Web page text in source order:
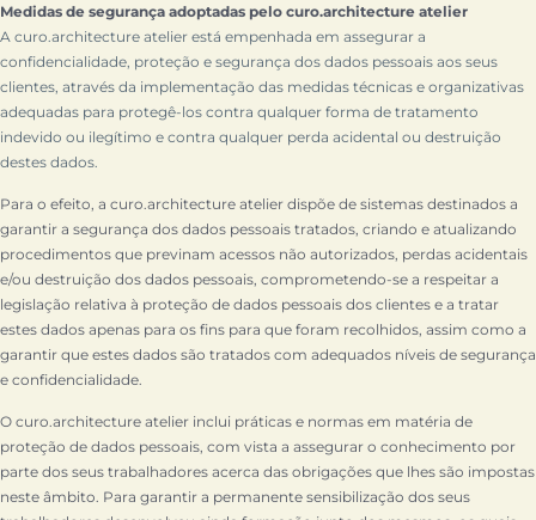
Medidas de segurança adoptadas pelo curo.architecture atelier
A curo.architecture atelier está empenhada em assegurar a
confidencialidade, proteção e segurança dos dados pessoais aos seus
clientes, através da implementação das medidas técnicas e organizativas
adequadas para protegê-los contra qualquer forma de tratamento
indevido ou ilegítimo e contra qualquer perda acidental ou destruição
destes dados.
Para o efeito, a curo.architecture atelier dispõe de sistemas destinados a
garantir a segurança dos dados pessoais tratados, criando e atualizando
procedimentos que previnam acessos não autorizados, perdas acidentais
e/ou destruição dos dados pessoais, comprometendo-se a respeitar a
legislação relativa à proteção de dados pessoais dos clientes e a tratar
estes dados apenas para os fins para que foram recolhidos, assim como a
garantir que estes dados são tratados com adequados níveis de segurança
e confidencialidade.
O curo.architecture atelier inclui práticas e normas em matéria de
proteção de dados pessoais, com vista a assegurar o conhecimento por
parte dos seus trabalhadores acerca das obrigações que lhes são impostas
neste âmbito. Para garantir a permanente sensibilização dos seus